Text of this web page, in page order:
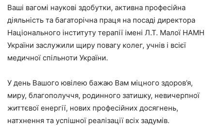
Ваші вагомі наукові здобутки, активна професійна
діяльність та багаторічна праця на посаді директора
Національного інституту терапії імені Л.Т. Малої НАМН
України заслужили щиру повагу колег, учнів і всієї
медичної спільноти України.
У день Вашого ювілею бажаю Вам міцного здоров’я,
миру, благополуччя, родинного затишку, невичерпної
життєвої енергії, нових професійних досягнень,
натхнення та успішної реалізації всіх задумів.